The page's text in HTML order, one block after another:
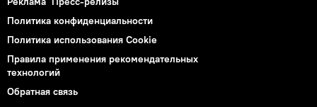
Политика конфиденциальности
Политика использования Cookie
Правила применения рекомендательных
технологий
Обратная связь